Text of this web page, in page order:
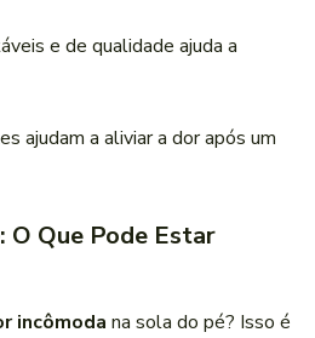
e de qualidade ajuda a
ajudam a aliviar a dor após um
O Que Pode Estar
incômoda na sola do pé? Isso é